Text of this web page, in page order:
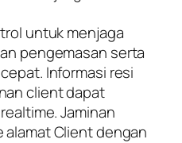
untuk menjaga
pengemasan serta
Informasi resi
client dapat
Jaminan
alamat Client dengan